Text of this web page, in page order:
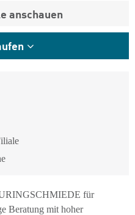
anschauen
für
Beratung mit hoher